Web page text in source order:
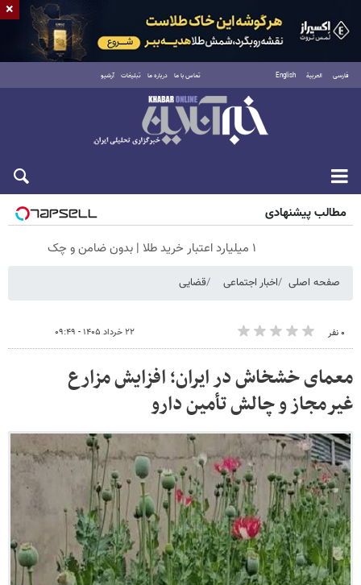
فارسی العربية English تماس با ما درباره ما تبلیغات آرشیو
شنبه ۱۷ مرداد ۱۴۰۵
مطالب پیشنهادی
۱ میلیارد اعتبار خرید طلا | بدون ضامن و چک
صفحه اصلی اخبار اجتماعی قضایی
۰ نفر ۲۲ خرداد ۱۴۰۵ - ۰۹:۴۹
معمای خشخاش در ایران؛ افزایش مزارع
غیرمجاز و چالش تأمین دارو
×